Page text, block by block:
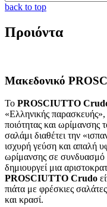
back to top
Προιόντα
Μακεδονικό
Το PROSCIUTTO
«Ελληνικής
ποιότητας και ωρίμανσης
σαλάμι διαθέτει την
ισχυρή γεύση και απαλή
ωρίμανσης σε συνδυασμό
δημιουργεί μια
PROSCIUTTO Crudo
πιάτα με φρέσκιες
και κρασί.